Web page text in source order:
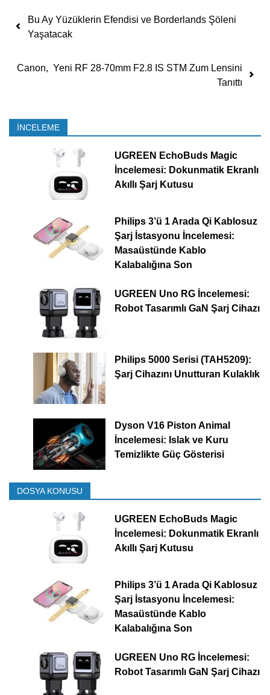
Yazı dolaşımı
Bu Ay Yüzüklerin Efendisi ve Borderlands Şöleni
Yaşatacak
Canon, Yeni RF 28-70mm F2.8 IS STM Zum Lensini
Tanıttı
İNCELEME
UGREEN EchoBuds Magic
İncelemesi: Dokunmatik Ekranlı
Akıllı Şarj Kutusu
Philips 3’ü 1 Arada Qi Kablosuz
Şarj İstasyonu İncelemesi:
Masaüstünde Kablo
Kalabalığına Son
UGREEN Uno RG İncelemesi:
Robot Tasarımlı GaN Şarj Cihazı
Philips 5000 Serisi (TAH5209):
Şarj Cihazını Unutturan Kulaklık
Dyson V16 Piston Animal
İncelemesi: Islak ve Kuru
Temizlikte Güç Gösterisi
DOSYA KONUSU
UGREEN EchoBuds Magic
İncelemesi: Dokunmatik Ekranlı
Akıllı Şarj Kutusu
Philips 3’ü 1 Arada Qi Kablosuz
Şarj İstasyonu İncelemesi:
Masaüstünde Kablo
Kalabalığına Son
UGREEN Uno RG İncelemesi:
Robot Tasarımlı GaN Şarj Cihazı